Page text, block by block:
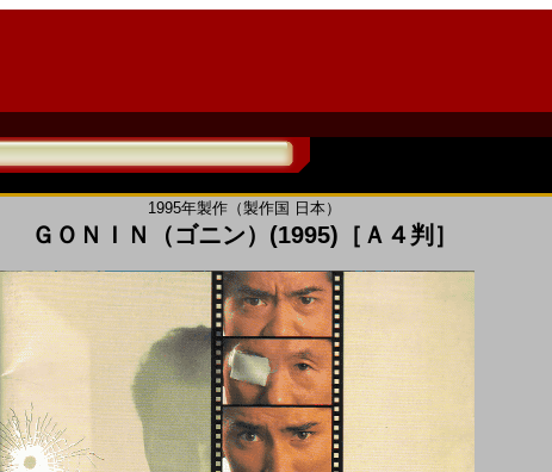
1995年製作（製作国 日本）
ＧＯＮＩＮ（ゴニン）(1995)［Ａ４判］